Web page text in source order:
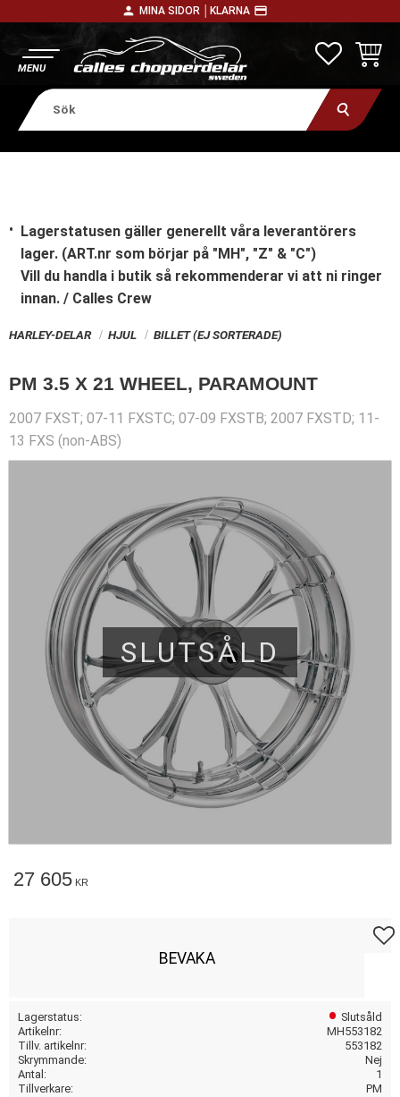
person MINA SIDOR │ KLARNA payment
Lagerstatusen gäller generellt våra leverantörers
lager. (ART.nr som börjar på "MH", "Z" & "C")
Vill du handla i butik så rekommenderar vi att ni ringer
innan. / Calles Crew
HARLEY-DELAR HJUL BILLET (EJ SORTERADE)
PM 3.5 X 21 WHEEL, PARAMOUNT
2007 FXST; 07-11 FXSTC; 07-09 FXSTB; 2007 FXSTD; 11-
13 FXS (non-ABS)
SLUTSÅLD
27 605 KR
BEVAKA
Lagerstatus
Slutsåld
Artikelnr
MH553182
Tillv. artikelnr
553182
Skrymmande
Nej
Antal
1
Tillverkare
PM